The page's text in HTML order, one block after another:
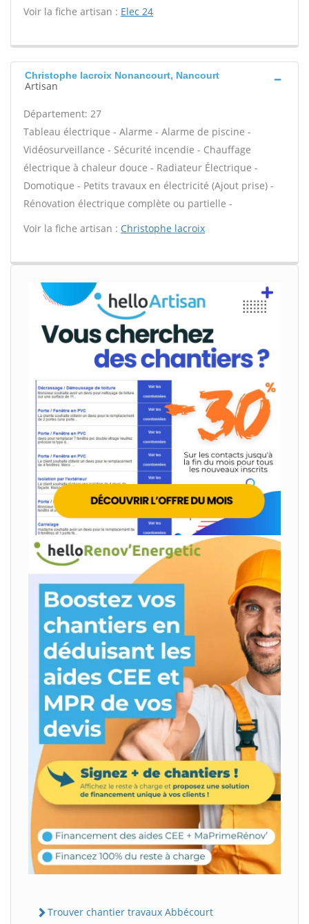
Voir la fiche artisan : Elec 24
Christophe lacroix Nonancourt, Nancourt
Artisan
Département: 27
Tableau électrique - Alarme - Alarme de piscine -
Vidéosurveillance - Sécurité incendie - Chauffage
électrique à chaleur douce - Radiateur Électrique -
Domotique - Petits travaux en électricité (Ajout prise) -
Rénovation électrique complète ou partielle -
Voir la fiche artisan : Christophe lacroix
Trouver chantier travaux Abbécourt